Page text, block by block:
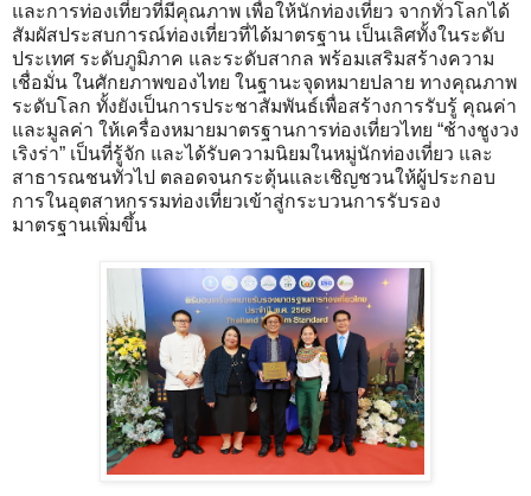
และการท่องเที่ยวที่มีคุณภาพ เพื่อให้นักท่องเที่ยว จากทั่วโลกได้
สัมผัสประสบการณ์ท่องเที่ยวที่ได้มาตรฐาน เป็นเลิศทั้งในระดับ
ประเทศ ระดับภูมิภาค และระดับสากล พร้อมเสริมสร้างความ
เชื่อมั่น ในศักยภาพของไทย ในฐานะจุดหมายปลาย ทางคุณภาพ
ระดับโลก ทั้งยังเป็นการประชาสัมพันธ์เพื่อสร้างการรับรู้ คุณค่า
และมูลค่า ให้เครื่องหมายมาตรฐานการท่องเที่ยวไทย “ช้างชูงวง
เริงร่า” เป็นที่รู้จัก และได้รับความนิยมในหมู่นักท่องเที่ยว และ
สาธารณชนทั่วไป ตลอดจนกระตุ้นและเชิญชวนให้ผู้ประกอบ
การในอุตสาหกรรมท่องเที่ยวเข้าสู่กระบวนการรับรอง
มาตรฐานเพิ่มขึ้น